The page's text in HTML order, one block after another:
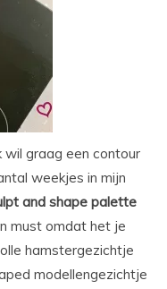
wil graag een contour
weekjes in mijn
and shape palette
must omdat het je
hamstergezichtje
modellengezichtje